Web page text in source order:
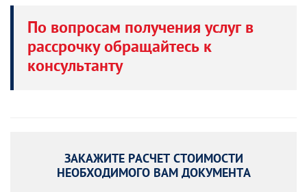
По вопросам получения услуг в
рассрочку обращайтесь к
консультанту
ЗАКАЖИТЕ РАСЧЕТ СТОИМОСТИ
НЕОБХОДИМОГО ВАМ ДОКУМЕНТА